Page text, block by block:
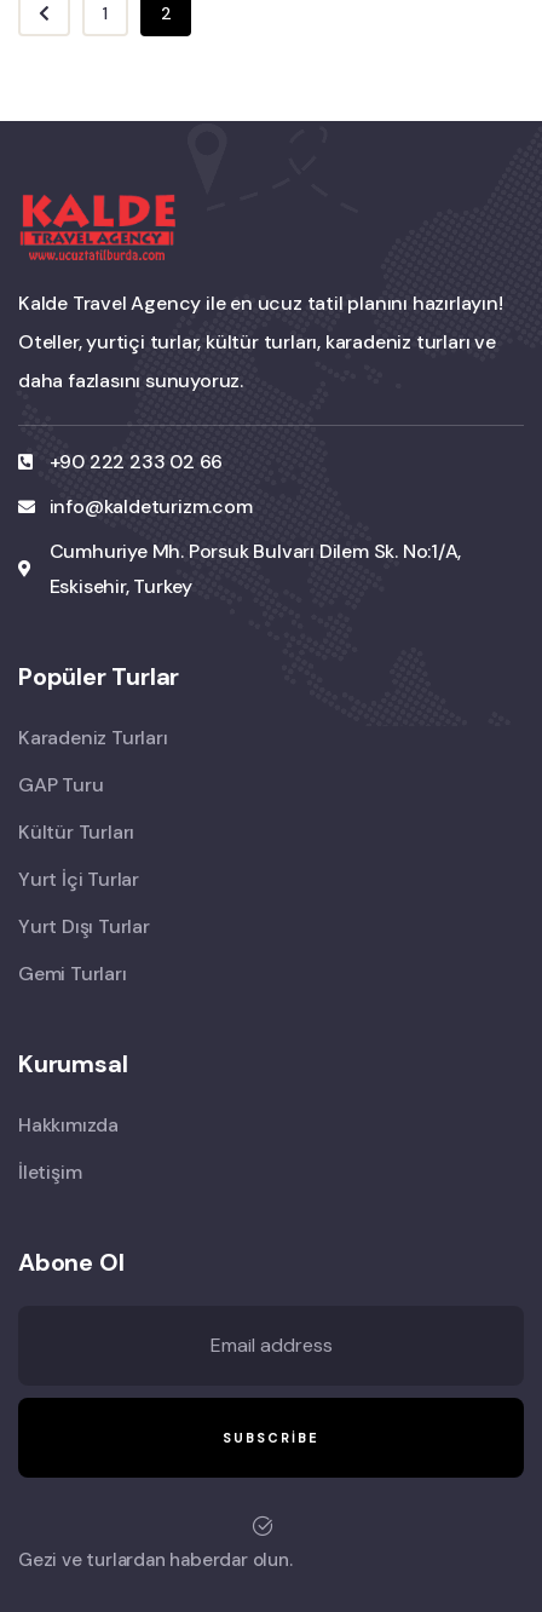
1 2
Kalde Travel Agency ile en ucuz tatil planını hazırlayın!
Oteller, yurtiçi turlar, kültür turları, karadeniz turları ve
daha fazlasını sunuyoruz.
+90 222 233 02 66
info@kaldeturizm.com
Cumhuriye Mh. Porsuk Bulvarı Dilem Sk. No:1/A,
Eskisehir, Turkey
Popüler Turlar
Karadeniz Turları
GAP Turu
Kültür Turları
Yurt İçi Turlar
Yurt Dışı Turlar
Gemi Turları
Kurumsal
Hakkımızda
İletişim
Abone Ol
Gezi ve turlardan haberdar olun.